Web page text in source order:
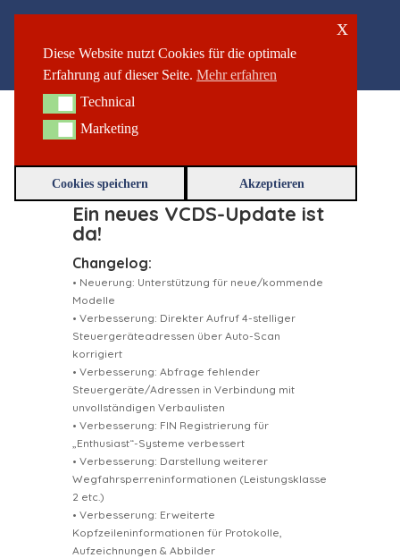
Update 26.3.0 – Datenstand: 05.05.2026
Mai 6, 2026
Changelog:
Ein neues VCDS-Update ist
da!
Changelog:
• Neuerung: Unterstützung für neue/kommende
Modelle
• Verbesserung: Direkter Aufruf 4-stelliger
Steuergeräteadressen über Auto-Scan
korrigiert
• Verbesserung: Abfrage fehlender
Steuergeräte/Adressen in Verbindung mit
unvollständigen Verbaulisten
• Verbesserung: FIN Registrierung für
„Enthusiast“-Systeme verbessert
• Verbesserung: Darstellung weiterer
Wegfahrsperreninformationen (Leistungsklasse
2 etc.)
• Verbesserung: Erweiterte
Kopfzeileninformationen für Protokolle,
Aufzeichnungen & Abbilder
Diese Website nutzt Cookies für die optimale
Erfahrung auf dieser Seite. Mehr erfahren
TechnicalTechnical
MarketingMarketing
Cookies speichern Akzeptieren
x